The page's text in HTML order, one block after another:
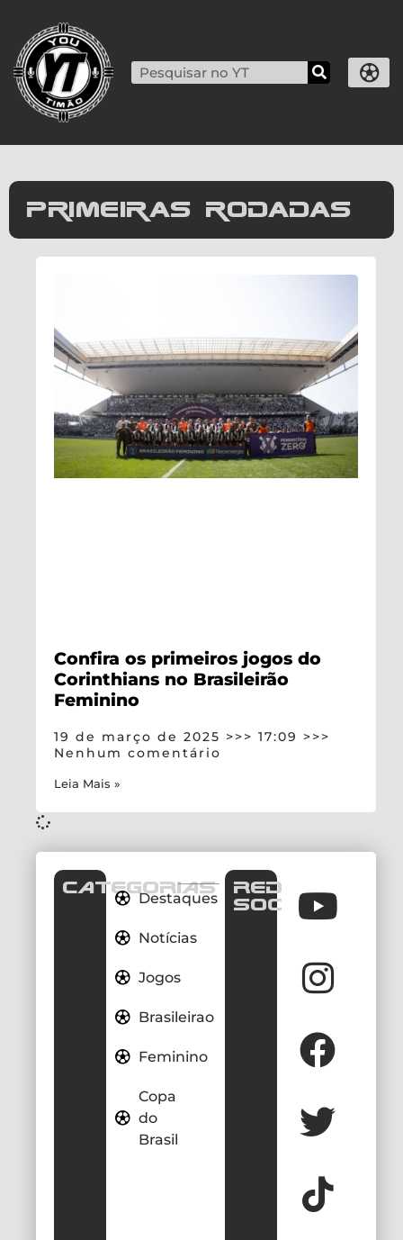
primeiras rodadas
Confira os primeiros jogos do
Corinthians no Brasileirão
Feminino
19 de março de 2025
17:09
Nenhum comentário
Leia Mais »
CATEGORIAS
Destaques
Notícias
Jogos
Brasileirao
Feminino
Copa
do
Brasil
REDES
SOCIAIS